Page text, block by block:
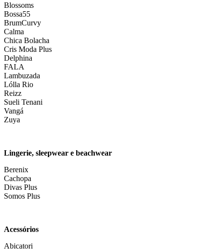
Blossoms
Bossa55
BrumCurvy
Calma
Chica Bolacha
Cris Moda Plus
Delphina
FALA
Lambuzada
Lólla Rio
Reizz
Sueli Tenani
Vangá
Zuya
Lingerie, sleepwear e beachwear
Berenix
Cachopa
Divas Plus
Somos Plus
Acessórios
Abicatori